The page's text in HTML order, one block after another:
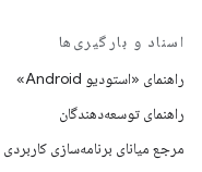
اسناد و بارگیری‌ها
راهنمای «استودیو Android»
راهنمای توسعه‌دهندگان
مرجع میانای برنامه‌سازی کاربردی